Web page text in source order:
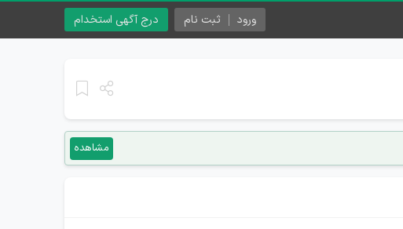
درج آگهی استخدام ورود ثبت نام
مشاهده